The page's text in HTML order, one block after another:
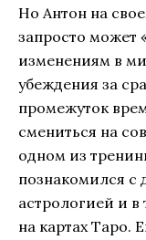
Но Антон на
запросто может
изменениям в
убеждения за
промежуток
смениться на
одном из
познакомился с
астрологией и в
на картах Таро.